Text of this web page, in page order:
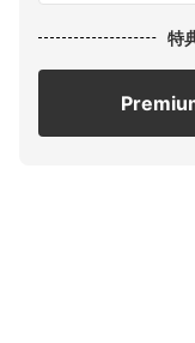
特